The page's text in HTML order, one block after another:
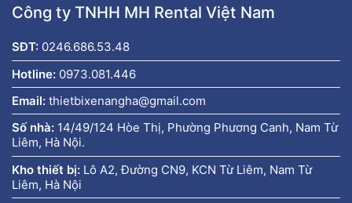
Công ty TNHH MH Rental Việt Nam
SĐT: 0246.686.53.48
Hotline: 0973.081.446
Email: thietbixenangha@gmail.com
Số nhà: 14/49/124 Hòe Thị, Phường Phương Canh, Nam Từ
Liêm, Hà Nội.
Kho thiết bị: Lô A2, Đường CN9, KCN Từ Liêm, Nam Từ
Liêm, Hà Nội